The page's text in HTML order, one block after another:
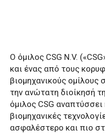
Ο όμιλος CSG N.V.
και ένας από τους
βιομηχανικούς ομίλους
την ανώτατη διοίκησή
όμιλος CSG αναπτύσσει
βιομηχανικές
ασφαλέστερο και πιο